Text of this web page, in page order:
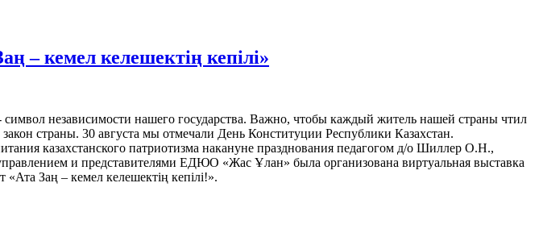
– кемел келешектің кепілі»
независимости нашего государства. Важно, чтобы каждый житель нашей страны чтил
страны. 30 августа мы отмечали День Конституции Республики Казахстан.
казахстанского патриотизма накануне празднования педагогом д/о Шиллер О.Н.,
и представителями ЕДЮО «Жас Ұлан» была организована виртуальная выставка
«Ата Заң – кемел келешектің кепілі!».